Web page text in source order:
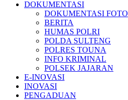
DOKUMENTASI
DOKUMENTASI FOTO
BERITA
HUMAS POLRI
POLDA SULTENG
POLRES TOUNA
INFO KRIMINAL
POLSEK JAJARAN
E-INOVASI
INOVASI
PENGADUAN